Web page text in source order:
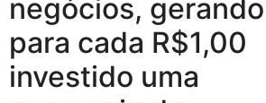
negócios, gerando
para cada R$1,00
investido uma